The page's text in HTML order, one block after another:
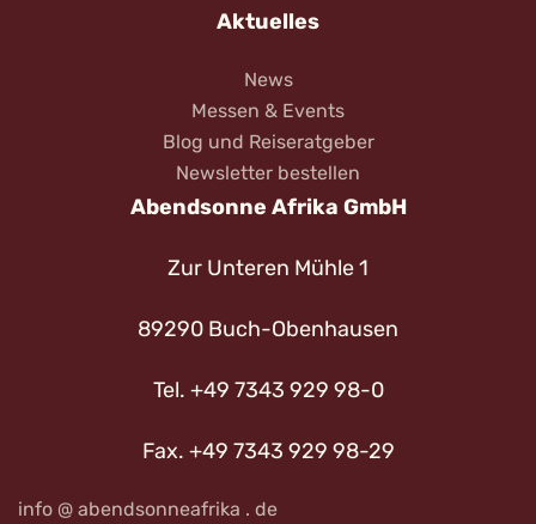
Aktuelles
News
Messen & Events
Blog und Reiseratgeber
Newsletter bestellen
Abendsonne Afrika GmbH
Zur Unteren Mühle 1
89290 Buch-Obenhausen
Tel. +49 7343 929 98-0
Fax. +49 7343 929 98-29
info @ abendsonneafrika . de